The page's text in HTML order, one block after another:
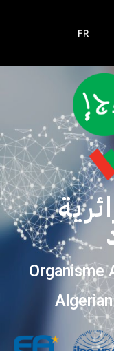
FR
Organisme